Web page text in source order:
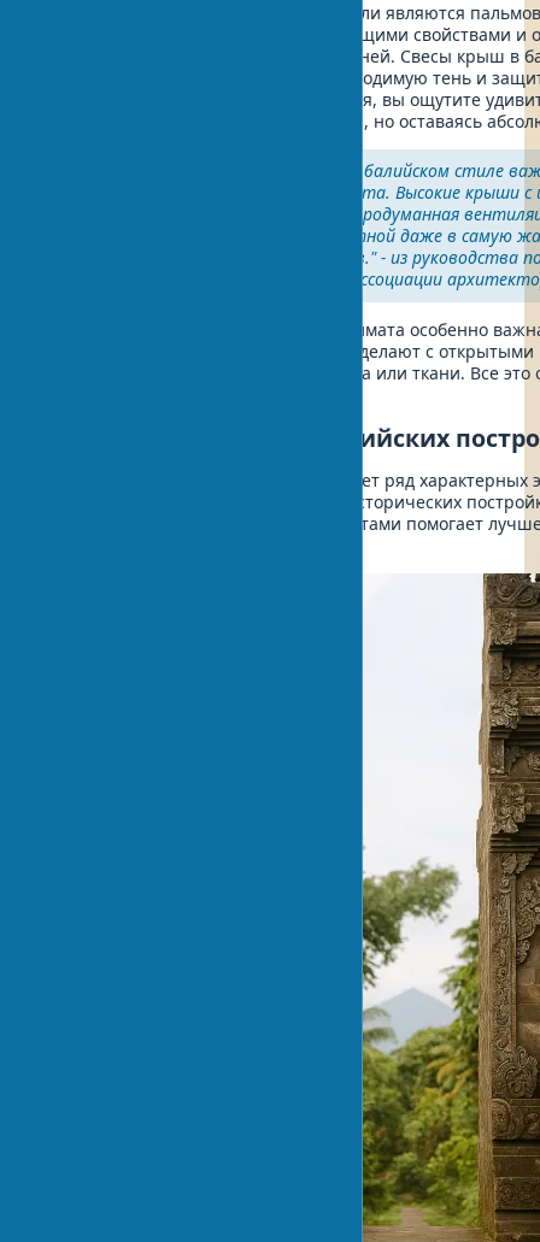
Традиционным материалом для кровли являются
alang), обладающие водоотталкивающими свойствами
защиту от солнца и тропических ливней. Свесы крыш в
достигать 3-5 метров, создавая необходимую тень и
крышей во время тропического ливня, вы ощутите
и умиротворения, слушая шум дождя, но оставаясь
"При проектировании дома в балийском стиле
особенности местного климата. Высокие крыши
открытые пространства и продуманная
жизнь в таком доме комфортной даже в самую
использования кондиционеров." - из руководства
архитектуре от Балийской ассоциации
В условиях жаркого тропического климата особенно
Поэтому балийские постройки часто делают с
используют легкие ширмы из бамбука или ткани. Все
Типичные элементы балийских
Традиционная архитектура Бали имеет ряд характерных
присутствуют практически во всех исторических
балийскими архитектурными элементами помогает